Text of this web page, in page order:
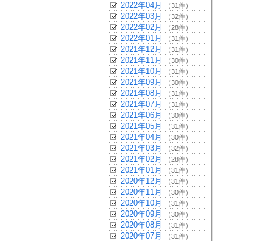
2022年04月 （31件）
2022年03月 （32件）
2022年02月 （28件）
2022年01月 （31件）
2021年12月 （31件）
2021年11月 （30件）
2021年10月 （31件）
2021年09月 （30件）
2021年08月 （31件）
2021年07月 （31件）
2021年06月 （30件）
2021年05月 （31件）
2021年04月 （30件）
2021年03月 （32件）
2021年02月 （28件）
2021年01月 （31件）
2020年12月 （31件）
2020年11月 （30件）
2020年10月 （31件）
2020年09月 （30件）
2020年08月 （31件）
2020年07月 （31件）